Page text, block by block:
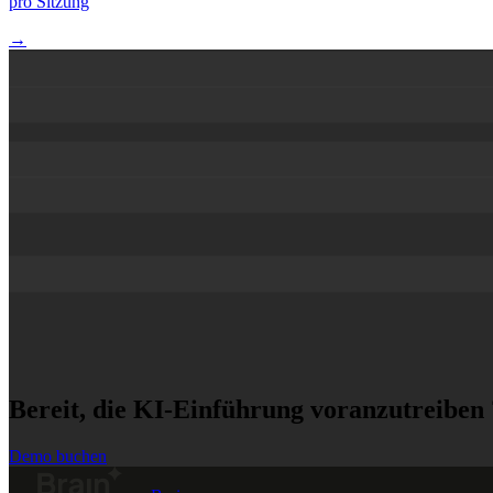
→
Bereit, die KI-Einführung voranzutreiben
Demo buchen